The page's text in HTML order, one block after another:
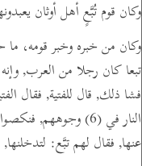
وكان قوم تُبَّعٍ أهل أوثان
وكان من خبره وخبر قومه،
تبعا كان رجلا من العرب,
فشا ذلك, قال للفتية, فقال
النار في (6) وجوههم,
عنها, فقال لهم تبَّع: